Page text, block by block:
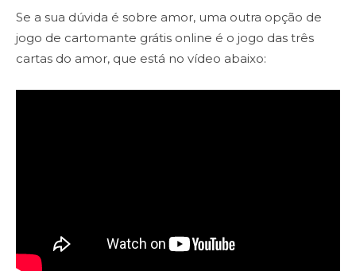
Se a sua dúvida é sobre amor, uma outra opção de
jogo de cartomante grátis online é o jogo das três
cartas do amor, que está no vídeo abaixo: